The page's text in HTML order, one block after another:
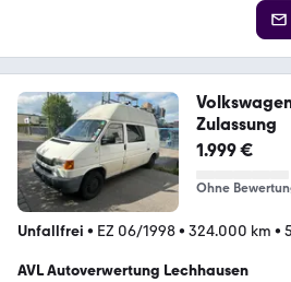
Zulassung
1.999 €
Ohne
Unfallfrei • EZ 06/1998• 324.000 km •
AVL Autoverwertung Lechhausen